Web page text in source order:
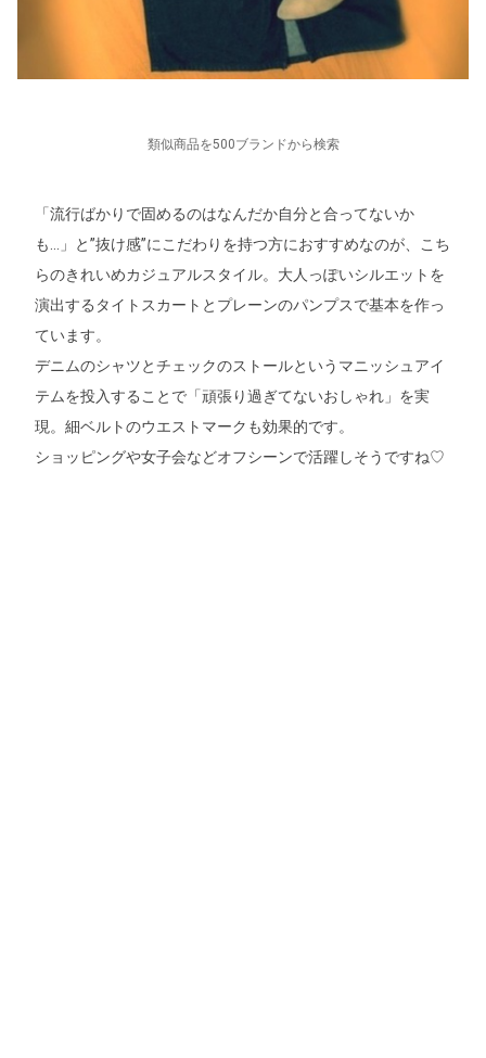
類似商品を500ブランドから検索
「流行ばかりで固めるのはなんだか自分と合ってないか
も…」と”抜け感”にこだわりを持つ方におすすめなのが、こち
らのきれいめカジュアルスタイル。大人っぽいシルエットを
演出するタイトスカートとプレーンのパンプスで基本を作っ
ています。
デニムのシャツとチェックのストールというマニッシュアイ
テムを投入することで「頑張り過ぎてないおしゃれ」を実
現。細ベルトのウエストマークも効果的です。
ショッピングや女子会などオフシーンで活躍しそうですね♡